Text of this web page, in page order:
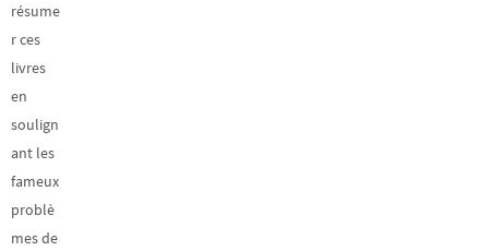
résume
r ces
livres
en
soulign
ant les
fameux
problè
mes de